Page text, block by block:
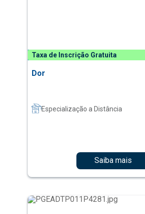
Taxa de Inscrição Gratuita
Dor
Especialização a Distância
Saiba mais